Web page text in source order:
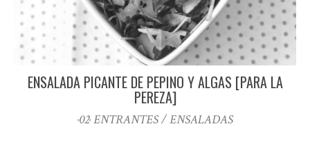
ENSALADA PICANTE DE PEPINO Y ALGAS [PARA LA
PEREZA]
·02· ENTRANTES / ENSALADAS